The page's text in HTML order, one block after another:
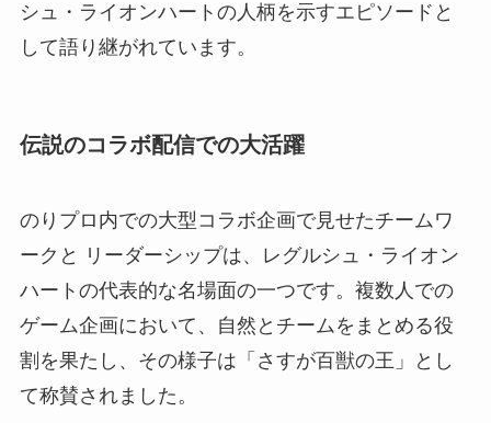
シュ・ライオンハートの人柄を示すエピソードと
して語り継がれています。
伝説のコラボ配信での大活躍
のりプロ内での大型コラボ企画で見せたチームワ
ークと リーダーシップは、レグルシュ・ライオン
ハートの代表的な名場面の一つです。複数人での
ゲーム企画において、自然とチームをまとめる役
割を果たし、その様子は「さすが百獣の王」とし
て称賛されました。